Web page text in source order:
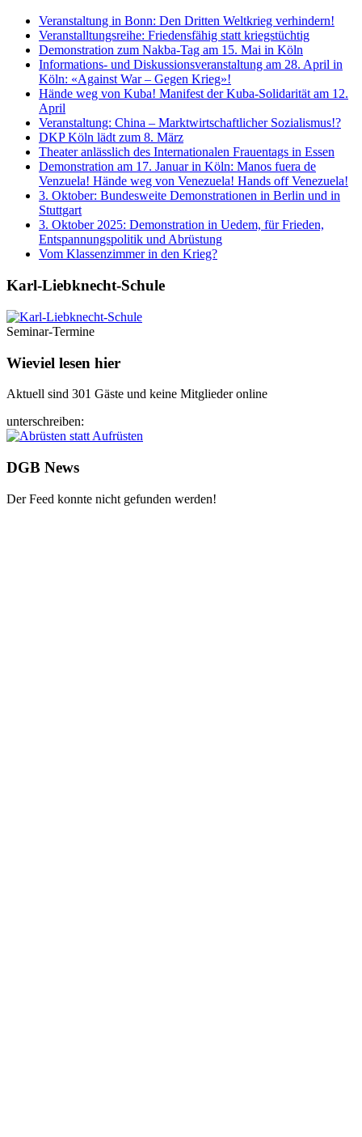
Veranstaltung in Bonn: Den Dritten Weltkrieg verhindern!
Veranstalltungsreihe: Friedensfähig statt kriegstüchtig
Demonstration zum Nakba-Tag am 15. Mai in Köln
Informations- und Diskussionsveranstaltung am 28. April in
Köln: «Against War – Gegen Krieg»!
Hände weg von Kuba! Manifest der Kuba-Solidarität am 12.
April
Veranstaltung: China – Marktwirtschaftlicher Sozialismus!?
DKP Köln lädt zum 8. März
Theater anlässlich des Internationalen Frauentags in Essen
Demonstration am 17. Januar in Köln: Manos fuera de
Venzuela! Hände weg von Venezuela! Hands off Venezuela!
3. Oktober: Bundesweite Demonstrationen in Berlin und in
Stuttgart
3. Oktober 2025: Demonstration in Uedem, für Frieden,
Entspannungspolitik und Abrüstung
Vom Klassenzimmer in den Krieg?
Karl-Liebknecht-­Schule
Seminar-Termine
Wieviel lesen hier
Aktuell sind 301 Gäste und keine Mitglieder online
unterschreiben:
DGB News
Der Feed konnte nicht gefunden werden!